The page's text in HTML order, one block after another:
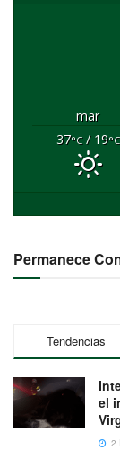
mar
37°C/ 19°C
Permanece
Tendencias
el
2